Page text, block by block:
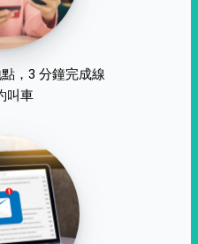
，3 分鐘完成線
叫車